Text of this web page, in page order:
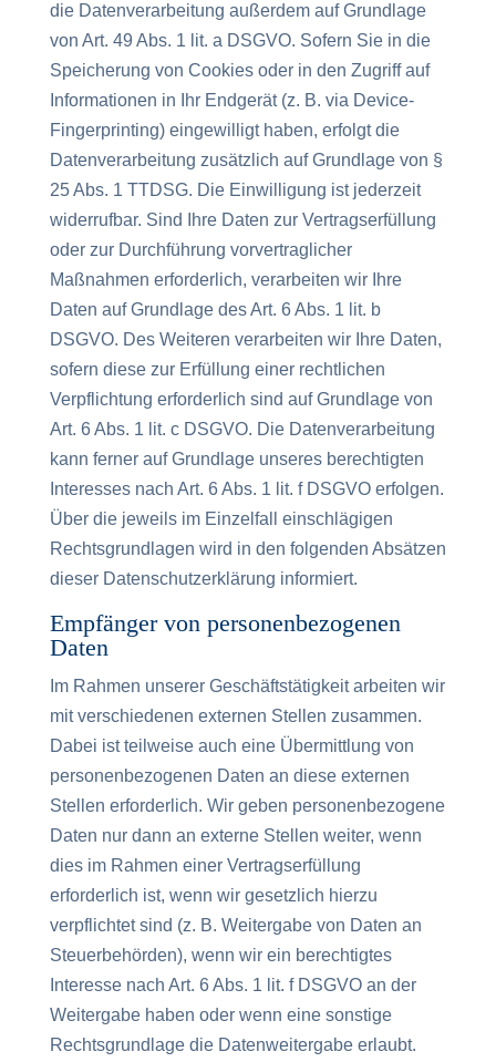
die Datenverarbeitung außerdem auf Grundlage
von Art. 49 Abs. 1 lit. a DSGVO. Sofern Sie in die
Speicherung von Cookies oder in den Zugriff auf
Informationen in Ihr Endgerät (z. B. via Device-
Fingerprinting) eingewilligt haben, erfolgt die
Datenverarbeitung zusätzlich auf Grundlage von §
25 Abs. 1 TTDSG. Die Einwilligung ist jederzeit
widerrufbar. Sind Ihre Daten zur Vertragserfüllung
oder zur Durchführung vorvertraglicher
Maßnahmen erforderlich, verarbeiten wir Ihre
Daten auf Grundlage des Art. 6 Abs. 1 lit. b
DSGVO. Des Weiteren verarbeiten wir Ihre Daten,
sofern diese zur Erfüllung einer rechtlichen
Verpflichtung erforderlich sind auf Grundlage von
Art. 6 Abs. 1 lit. c DSGVO. Die Datenverarbeitung
kann ferner auf Grundlage unseres berechtigten
Interesses nach Art. 6 Abs. 1 lit. f DSGVO erfolgen.
Über die jeweils im Einzelfall einschlägigen
Rechtsgrundlagen wird in den folgenden Absätzen
dieser Datenschutzerklärung informiert.
Empfänger von personenbezogenen
Daten
Im Rahmen unserer Geschäftstätigkeit arbeiten wir
mit verschiedenen externen Stellen zusammen.
Dabei ist teilweise auch eine Übermittlung von
personenbezogenen Daten an diese externen
Stellen erforderlich. Wir geben personenbezogene
Daten nur dann an externe Stellen weiter, wenn
dies im Rahmen einer Vertragserfüllung
erforderlich ist, wenn wir gesetzlich hierzu
verpflichtet sind (z. B. Weitergabe von Daten an
Steuerbehörden), wenn wir ein berechtigtes
Interesse nach Art. 6 Abs. 1 lit. f DSGVO an der
Weitergabe haben oder wenn eine sonstige
Rechtsgrundlage die Datenweitergabe erlaubt.